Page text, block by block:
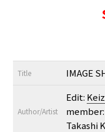
Title IMAGE
Author/Artist
Edit:
member:
Takashi